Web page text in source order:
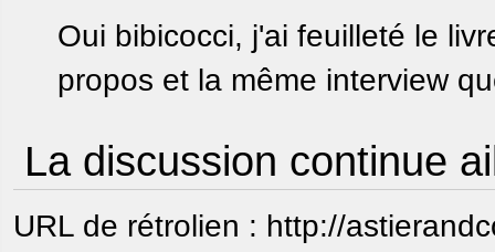
Oui bibicocci, j'ai feuilleté le
propos et la même interview
La discussion continue
URL de rétrolien : http://